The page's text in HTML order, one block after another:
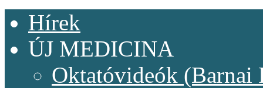
Hírek
ÚJ MEDICINA
Oktatóvideók (Barnai